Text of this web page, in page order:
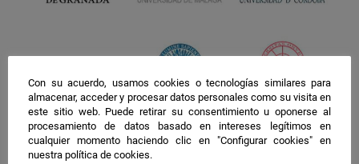
Con su acuerdo, usamos cookies o tecnologías similares para
almacenar, acceder y procesar datos personales como su visita en
este sitio web. Puede retirar su consentimiento u oponerse al
procesamiento de datos basado en intereses legítimos en
cualquier momento haciendo clic en "Configurar cookies" en
nuestra política de cookies.